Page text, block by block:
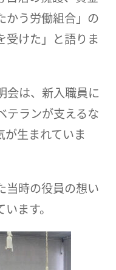
かう労働組合」の
受けた」と語りま
会は、新入職員に
テランが支えるな
が生まれていま
当時の役員の想い
ます。